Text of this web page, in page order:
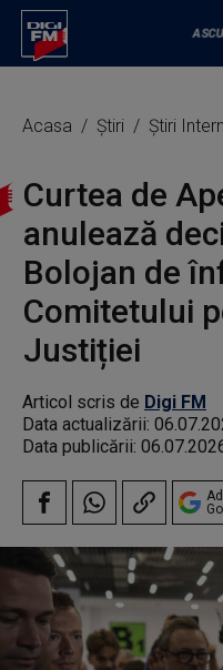
Acasa Știri Știri
Curtea de
anulează
Bolojan de
Comitetului
Justiției
Articol scris de Digi FM
Data actualizării:
Data publicării: